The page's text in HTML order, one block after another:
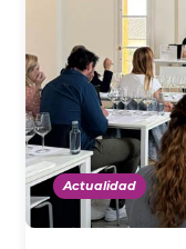
Actualidad